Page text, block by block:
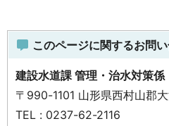
このページに関するお問
建設水道課 管理・治水対策係
〒990-1101 山形県西村山郡
TEL : 0237-62-2116